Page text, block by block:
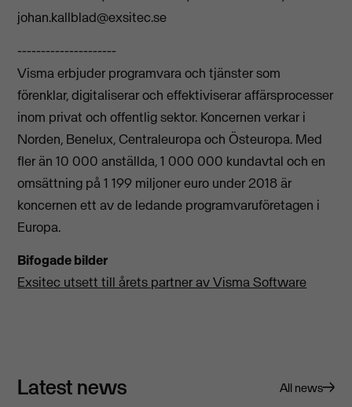
johan.kallblad@exsitec.se
---------------------
Visma erbjuder programvara och tjänster som
förenklar, digitaliserar och effektiviserar affärsprocesser
inom privat och offentlig sektor. Koncernen verkar i
Norden, Benelux, Centraleuropa och Östeuropa. Med
fler än 10 000 anställda, 1 000 000 kundavtal och en
omsättning på 1 199 miljoner euro under 2018 är
koncernen ett av de ledande programvaruföretagen i
Europa.
Bifogade bilder
Exsitec utsett till årets partner av Visma Software
Latest news All news